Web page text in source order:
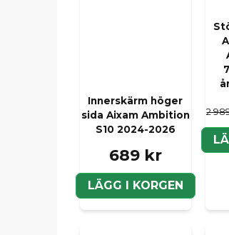
Innerskärm höger
sida Aixam Ambition
S10 2024-2026
689 kr
LÄGG I KORGEN
2